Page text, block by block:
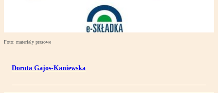
Foto: materiały prasowe
Dorota Gajos-Kaniewska